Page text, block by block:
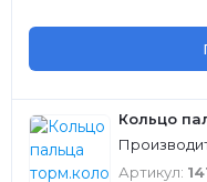
Кольцо
Артикул: